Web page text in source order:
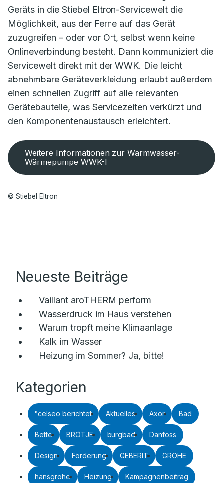
Geräts in die Stiebel Eltron-Servicewelt die
Möglichkeit, aus der Ferne auf das Gerät
zuzugreifen – oder vor Ort, selbst wenn keine
Onlineverbindung besteht. Dann kommuniziert die
Servicewelt direkt mit der WWK. Die leicht
abnehmbare Geräteverkleidung erlaubt außerdem
einen schnellen Zugriff auf alle relevanten
Gerätebauteile, was Servicezeiten verkürzt und
den Komponentenaustausch erleichtert.
Weitere Informationen zur Warmwasser-
Wärmepumpe WWK-I
© Stiebel Eltron
Neueste Beiträge
Vaillant aroTHERM perform
Wasserdruck im Haus verstehen
Warum tropft meine Klimaanlage
Kalk im Wasser
Heizung im Sommer? Ja, bitte!
Kategorien
°celseo berichtet Aktuelles Axor Bad
Bette BRÖTJE burgbad Danfoss
Design Förderung GEBERIT GROHE
hansgrohe Heizung Kampagnenbeitrag